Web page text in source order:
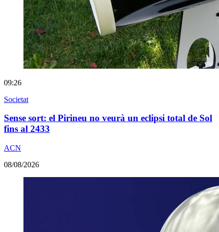
09:26
Societat
Sense sort: el Pirineu no veurà un eclipsi total de Sol
fins al 2433
ACN
08/08/2026